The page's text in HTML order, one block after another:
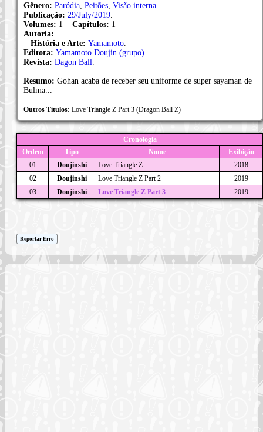
Gênero: Paródia Peitões Visão interna
Publicação: 29/July/2019
Volumes: 1 Capítulos: 1
Autoria:
História e Arte: Yamamoto
Editora: Yamamoto Doujin (grupo)
Revista: Dagon Ball
Resumo: Gohan acaba de receber seu uniforme de super sayaman de
Bulma...
Outros Títulos: Love Triangle Z Part 3 (Dragon Ball Z)
Cronologia
Ordem
Tipo Nome
Exibição
01
Doujinshi Love Triangle Z
2018
02
Doujinshi Love Triangle Z Part 2
2019
03
Doujinshi Love Triangle Z Part 3 2019
Reportar Erro